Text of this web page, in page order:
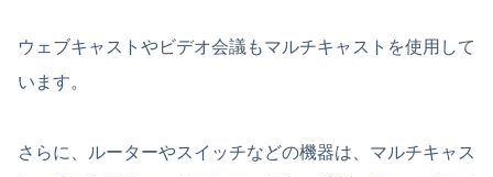
ウェブキャストやビデオ会議もマルチキャストを使用して
います。
さらに、ルーターやスイッチなどの機器は、マルチキャス